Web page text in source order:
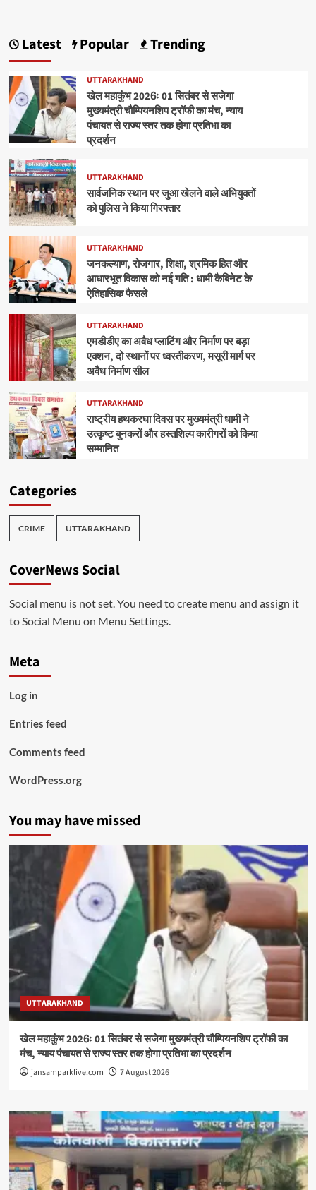
Latest Popular Trending
UTTARAKHAND
खेल महाकुंभ 2026ः 01 सितंबर से सजेगा
मुख्यमंत्री चौम्पियनशिप ट्रॉफी का मंच, न्याय
पंचायत से राज्य स्तर तक होगा प्रतिभा का
प्रदर्शन
UTTARAKHAND
सार्वजनिक स्थान पर जुआ खेलने वाले अभियुक्तों
को पुलिस ने किया गिरफ्तार
UTTARAKHAND
जनकल्याण, रोजगार, शिक्षा, श्रमिक हित और
आधारभूत विकास को नई गति : धामी कैबिनेट के
ऐतिहासिक फैसले
UTTARAKHAND
एमडीडीए का अवैध प्लाटिंग और निर्माण पर बड़ा
एक्शन, दो स्थानों पर ध्वस्तीकरण, मसूरी मार्ग पर
अवैध निर्माण सील
UTTARAKHAND
राष्ट्रीय हथकरघा दिवस पर मुख्यमंत्री धामी ने
उत्कृष्ट बुनकरों और हस्तशिल्प कारीगरों को किया
सम्मानित
Categories
CRIME UTTARAKHAND
CoverNews Social
Social menu is not set. You need to create menu and assign it
to Social Menu on Menu Settings.
Meta
Log in
Entries feed
Comments feed
WordPress.org
You may have missed
UTTARAKHAND
खेल महाकुंभ 2026ः 01 सितंबर से सजेगा मुख्यमंत्री चौम्पियनशिप ट्रॉफी का
मंच, न्याय पंचायत से राज्य स्तर तक होगा प्रतिभा का प्रदर्शन
jansamparklive.com 7 August 2026